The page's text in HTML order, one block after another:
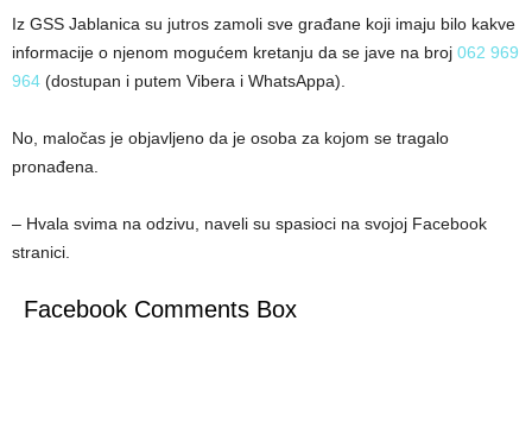
Iz GSS Jablanica su jutros zamoli sve građane koji imaju bilo kakve
informacije o njenom mogućem kretanju da se jave na broj 062 969
964 (dostupan i putem Vibera i WhatsAppa).
No, maločas je objavljeno da je osoba za kojom se tragalo
pronađena.
– Hvala svima na odzivu, naveli su spasioci na svojoj Facebook
stranici.
Facebook Comments Box